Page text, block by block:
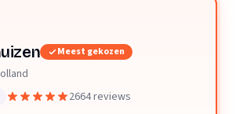
Meest gekozen
2664 reviews